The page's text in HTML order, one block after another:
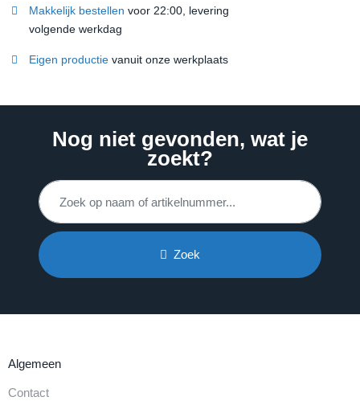
Makkelijk bestellen voor 22:00, levering
volgende werkdag
Eigen productie vanuit onze werkplaats
Nog niet gevonden, wat je
zoekt?
Zoek
Algemeen
Contact